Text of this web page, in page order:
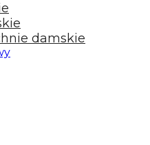
damskie